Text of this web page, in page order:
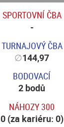
SPORTOVNÍ ČBA
-
TURNAJOVÝ ČBA
∅144,97
BODOVACÍ
2 bodů
NÁHOZY 300
0 (za kariéru: 0)